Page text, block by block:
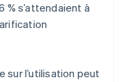
% s’attendaient à
l’utilisation peut